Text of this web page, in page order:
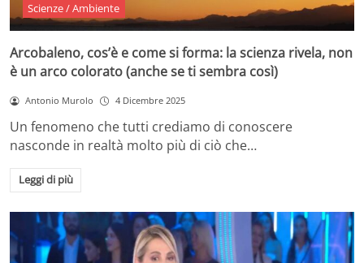
Scienze / Ambiente
Arcobaleno, cos’è e come si forma: la scienza rivela, non
è un arco colorato (anche se ti sembra così)
Antonio Murolo 4 Dicembre 2025
Un fenomeno che tutti crediamo di conoscere
nasconde in realtà molto più di ciò che…
Leggi di più